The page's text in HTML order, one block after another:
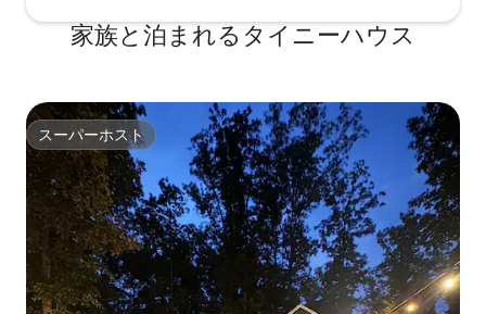
家族と泊まれるタイニーハウス
スーパーホスト
スーパーホスト